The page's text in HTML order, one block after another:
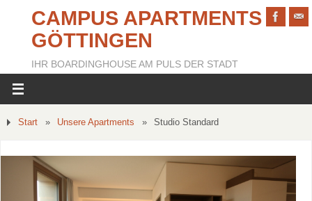
CAMPUS APARTMENTS
GÖTTINGEN
IHR BOARDINGHOUSE AM PULS DER STADT
Start » Unsere Apartments » Studio Standard